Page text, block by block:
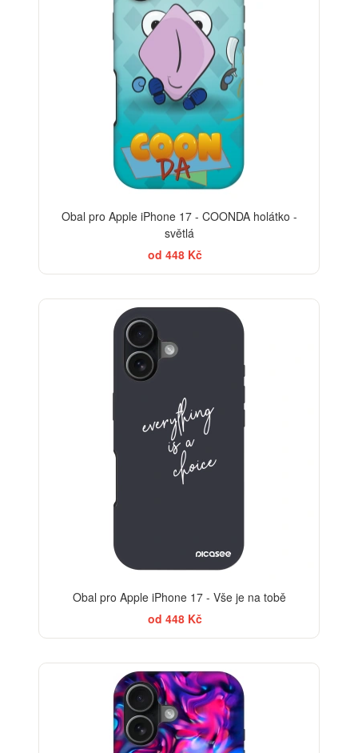
Obal pro Apple iPhone 17 - COONDA holátko -
světlá
od 448 Kč
Obal pro Apple iPhone 17 - Vše je na tobě
od 448 Kč